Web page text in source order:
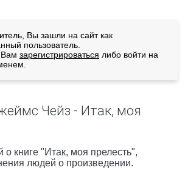
Вы зашли на сайт как
пользователь.
зарегистрироваться либо войти на
Чейз - Итак, моя
о книге "Итак, моя прелесть",
людей о произведении.